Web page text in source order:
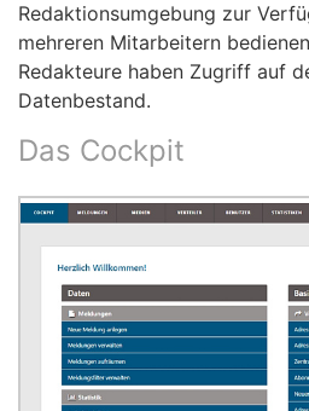
Redaktionsumgebung zur
mehreren Mitarbeitern
Redakteure haben Zugriff auf
Datenbestand.
Das Cockpit